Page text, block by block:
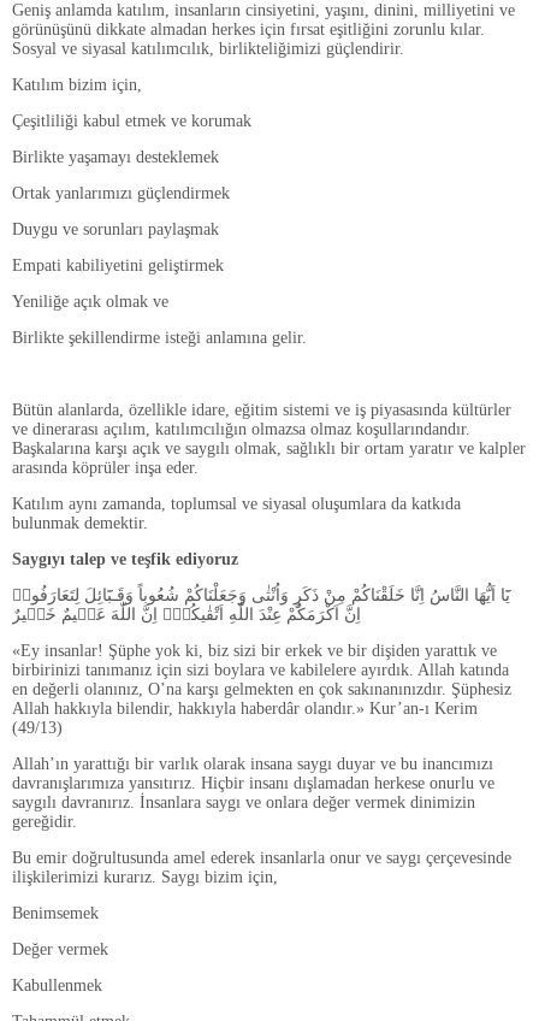
Geniş anlamda katılım, insanların cinsiyetini, yaşını, dinini, milliyetini ve
görünüşünü dikkate almadan herkes için fırsat eşitliğini zorunlu kılar.
Sosyal ve siyasal katılımcılık, birlikteliğimizi güçlendirir.
Katılım bizim için,
Çeşitliliği kabul etmek ve korumak
Birlikte yaşamayı desteklemek
Ortak yanlarımızı güçlendirmek
Duygu ve sorunları paylaşmak
Empati kabiliyetini geliştirmek
Yeniliğe açık olmak ve
Birlikte şekillendirme isteği anlamına gelir.
Bütün alanlarda, özellikle idare, eğitim sistemi ve iş piyasasında kültürler
ve dinerarası açılım, katılımcılığın olmazsa olmaz koşullarındandır.
Başkalarına karşı açık ve saygılı olmak, sağlıklı bir ortam yaratır ve kalpler
arasında köprüler inşa eder.
Katılım aynı zamanda, toplumsal ve siyasal oluşumlara da katkıda
bulunmak demektir.
Saygıyı talep ve teşfik ediyoruz
يَٓا اَيُّهَا النَّاسُ اِنَّا خَلَقْنَاكُمْ مِنْ ذَكَرٍ وَاُنْثٰى وَجَعَلْنَاكُمْ شُعُوباً وَقَـبَٓائِلَ لِتَعَارَفُواۜ
اِنَّ اَكْرَمَكُمْ عِنْدَ اللّٰهِ اَتْقٰيكُمْۜ اِنَّ اللّٰهَ عَل۪يمٌ خَب۪يرٌ
«Ey insanlar! Şüphe yok ki, biz sizi bir erkek ve bir dişiden yarattık ve
birbirinizi tanımanız için sizi boylara ve kabilelere ayırdık. Allah katında
en değerli olanınız, O’na karşı gelmekten en çok sakınanınızdır. Şüphesiz
Allah hakkıyla bilendir, hakkıyla haberdâr olandır.» Kur’an-ı Kerim
(49/13)
Allah’ın yarattığı bir varlık olarak insana saygı duyar ve bu inancımızı
davranışlarımıza yansıtırız. Hiçbir insanı dışlamadan herkese onurlu ve
saygılı davranırız. İnsanlara saygı ve onlara değer vermek dinimizin
gereğidir.
Bu emir doğrultusunda amel ederek insanlarla onur ve saygı çerçevesinde
ilişkilerimizi kurarız. Saygı bizim için,
Benimsemek
Değer vermek
Kabullenmek